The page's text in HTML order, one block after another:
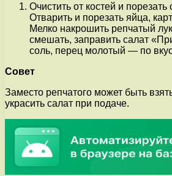
Очистить от костей и
Отварить и порезать яйца,
Мелко накрошить репчатый
смешать, заправить салат
соль, перец молотый — по
Совет
Заместо репчатого может быть
украсить салат при подаче.